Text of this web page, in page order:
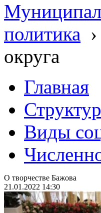
политика ›
округа
Главная
Виды
О творчестве Бажова
21.01.2022 14:30